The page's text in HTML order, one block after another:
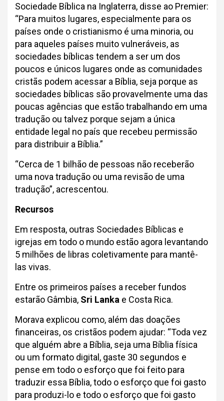
Sociedade Bíblica na Inglaterra, disse ao Premier:
“Para muitos lugares, especialmente para os
países onde o cristianismo é uma minoria, ou
para aqueles países muito vulneráveis, as
sociedades bíblicas tendem a ser um dos
poucos e únicos lugares onde as comunidades
cristãs podem acessar a Bíblia, seja porque as
sociedades bíblicas são provavelmente uma das
poucas agências que estão trabalhando em uma
tradução ou talvez porque sejam a única
entidade legal no país que recebeu permissão
para distribuir a Bíblia.”
“Cerca de 1 bilhão de pessoas não receberão
uma nova tradução ou uma revisão de uma
tradução”, acrescentou.
Recursos
Em resposta, outras Sociedades Bíblicas e
igrejas em todo o mundo estão agora levantando
5 milhões de libras coletivamente para mantê-
las vivas.
Entre os primeiros países a receber fundos
estarão Gâmbia, Sri Lanka e Costa Rica.
Morava explicou como, além das doações
financeiras, os cristãos podem ajudar: “Toda vez
que alguém abre a Bíblia, seja uma Bíblia física
ou um formato digital, gaste 30 segundos e
pense em todo o esforço que foi feito para
traduzir essa Bíblia, todo o esforço que foi gasto
para produzi-lo e todo o esforço que foi gasto